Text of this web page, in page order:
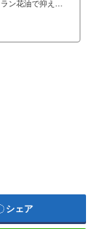
ン花油で抑えら
シェア